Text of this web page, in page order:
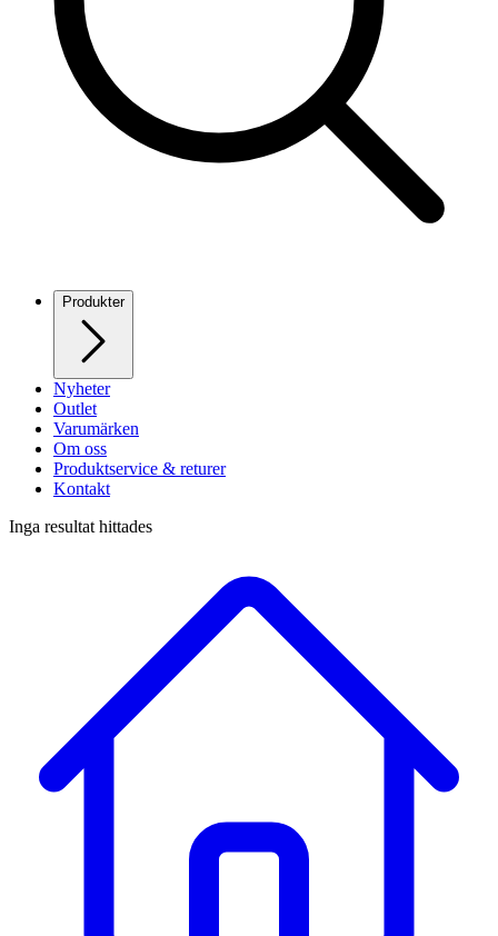
Produkter
Nyheter
Outlet
Varumärken
Om oss
Produktservice & returer
Kontakt
Inga resultat hittades